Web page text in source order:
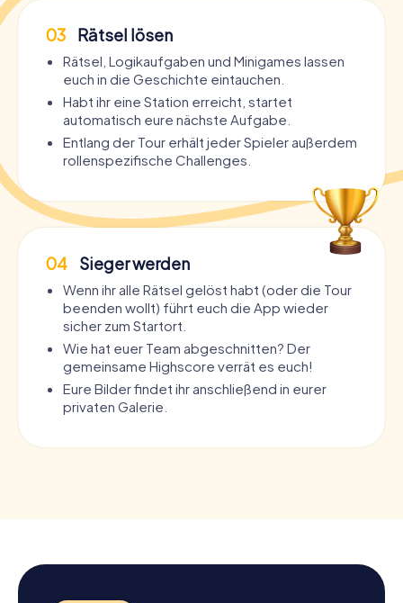
03 Rätsel lösen
Rätsel, Logikaufgaben und Minigames lassen
euch in die Geschichte eintauchen.
Habt ihr eine Station erreicht, startet
automatisch eure nächste Aufgabe.
Entlang der Tour erhält jeder Spieler außerdem
rollenspezifische Challenges.
04 Sieger werden
Wenn ihr alle Rätsel gelöst habt (oder die Tour
beenden wollt) führt euch die App wieder
sicher zum Startort.
Wie hat euer Team abgeschnitten? Der
gemeinsame Highscore verrät es euch!
Eure Bilder findet ihr anschließend in eurer
privaten Galerie.